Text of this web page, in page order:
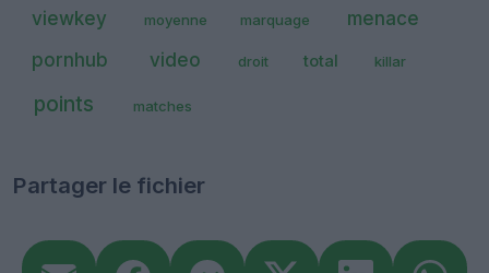
viewkey moyenne marquage
menace
pornhub
video droit total killar
points matches
Partager le fichier